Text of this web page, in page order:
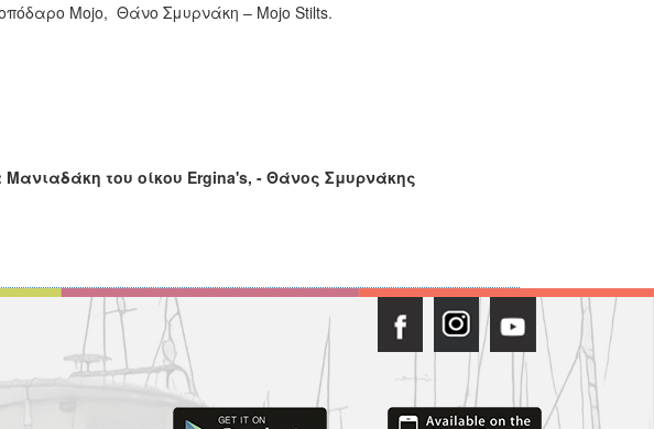
Mojo, Θάνο Σμυρνάκη – Mojo Stilts.
του οίκου Ergina's, - Θάνος Σμυρνάκης